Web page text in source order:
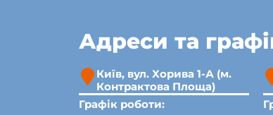
Адреси та
Київ, вул. Хорива 1-А (м.
Контрактова Площа)
Графік роботи: